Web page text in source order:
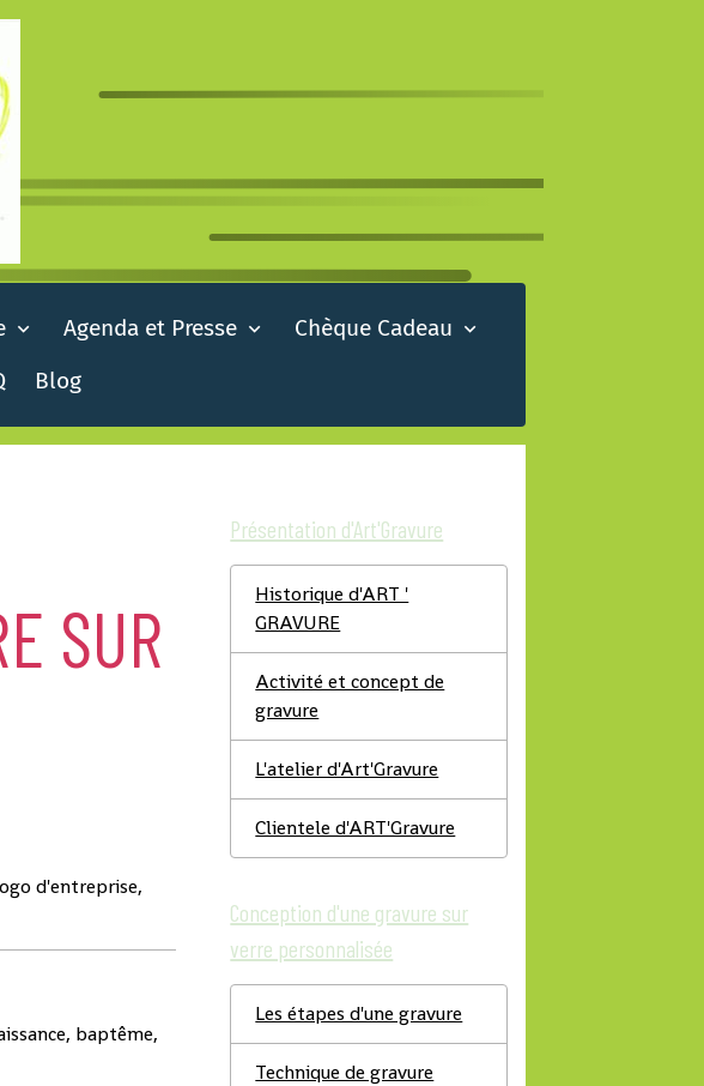
Agenda et Presse
Chèque Cadeau
Blog
SUR
d'entreprise,
baptême,
Présentation d'Art'Gravure
Historique d'ART '
GRAVURE
Activité et concept de
gravure
L'atelier d'Art'Gravure
Clientele d'ART'Gravure
Conception d'une gravure sur
verre personnalisée
Les étapes d'une gravure
Technique de gravure